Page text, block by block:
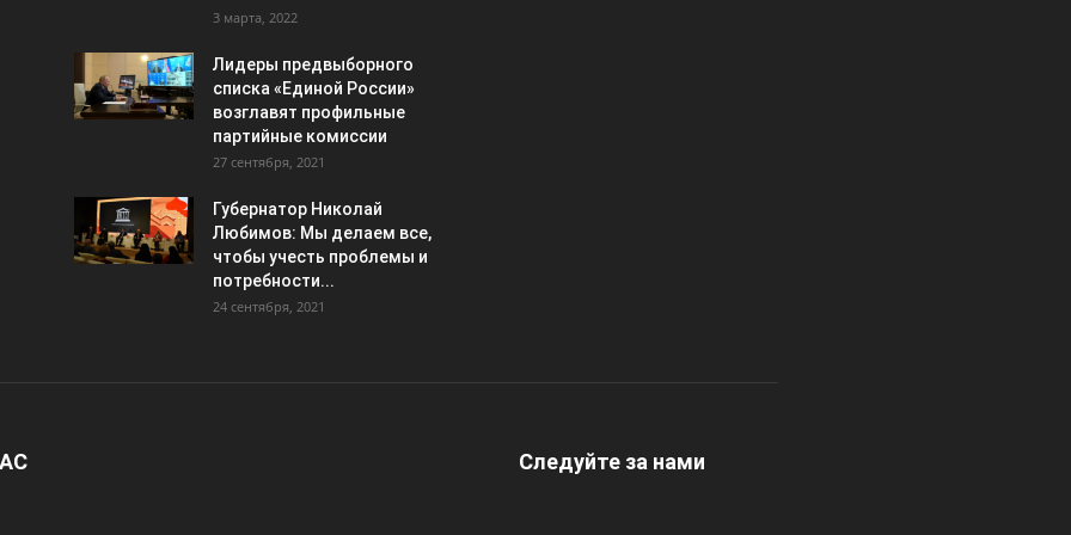
3 марта, 2022
Лидеры предвыборного
списка «Единой России»
возглавят профильные
партийные комиссии
27 сентября, 2021
Губернатор Николай
Любимов: Мы делаем все,
чтобы учесть проблемы и
потребности...
24 сентября, 2021
Следуйте за нами